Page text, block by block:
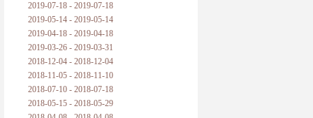
2019-07-18 - 2019-07-18
2019-05-14 - 2019-05-14
2019-04-18 - 2019-04-18
2019-03-26 - 2019-03-31
2018-12-04 - 2018-12-04
2018-11-05 - 2018-11-10
2018-07-10 - 2018-07-18
2018-05-15 - 2018-05-29